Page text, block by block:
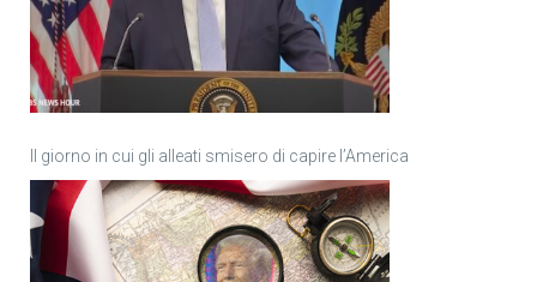
Il giorno in cui gli alleati smisero di capire l’America